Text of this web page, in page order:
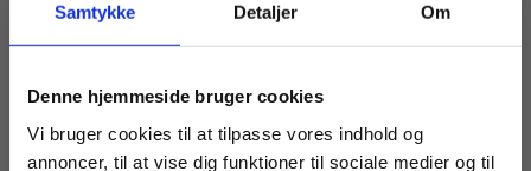
Samtykke Detaljer Om
Denne hjemmeside bruger cookies
Vi bruger cookies til at tilpasse vores indhold og
annoncer, til at vise dig funktioner til sociale medier og til
Køb læremidler og find masterclasses mm.
Fortsæt som: